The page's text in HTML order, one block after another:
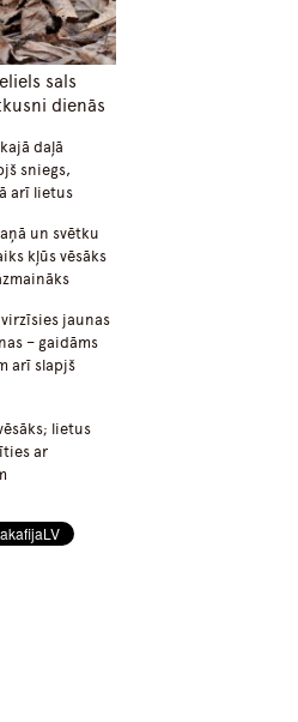
sals
dienās
daļā
sniegs,
arī lietus
un svētku
kļūs vēsāks
jaunas
– gaidāms
arī slapjš
lietus
ar